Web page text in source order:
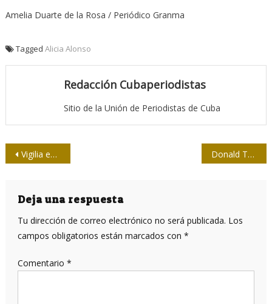
Amelia Duarte de la Rosa / Periódico Granma
Tagged Alicia Alonso
Redacción Cubaperiodistas
Sitio de la Unión de Periodistas de Cuba
Navegación
entradas
Vigilia en la UH por Fidel Donald Trump y Cuba: ¿del smart power al stupid power?
Deja una respuesta
Tu dirección de correo electrónico no será publicada. Los
campos obligatorios están marcados con *
Comentario *